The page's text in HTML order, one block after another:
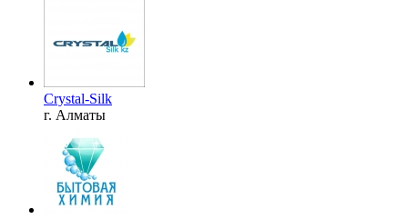
Crystal-Silk
г. Алматы